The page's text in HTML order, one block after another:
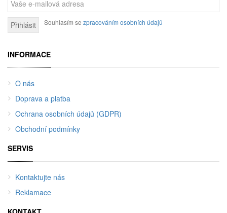
Přihlásit Souhlasím se zpracováním osobních údajů
INFORMACE
O nás
Doprava a platba
Ochrana osobních údajů (GDPR)
Obchodní podmínky
SERVIS
Kontaktujte nás
Reklamace